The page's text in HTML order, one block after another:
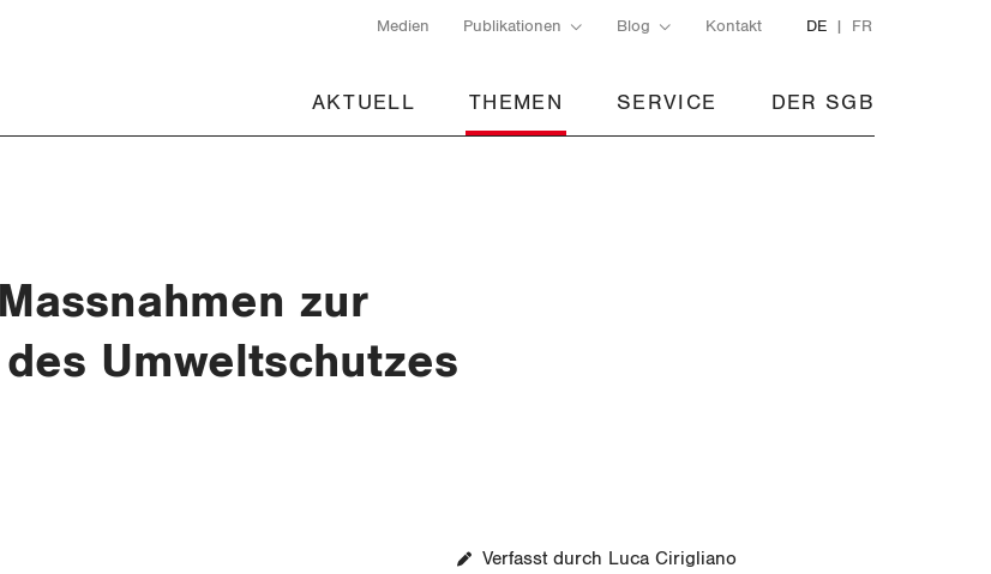
Medien Publikationen Blog Kontakt DE FR
AKTUELL THEMEN SERVICE DER SGB
zur
Umweltschutzes
Verfasst durch Luca Cirigliano